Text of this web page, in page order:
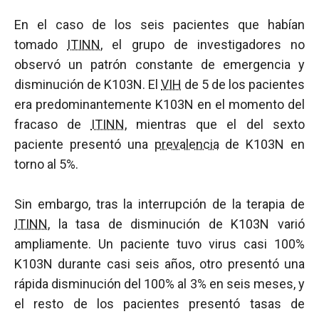
En el caso de los seis pacientes que habían
tomado ITINN, el grupo de investigadores no
observó un patrón constante de emergencia y
disminución de K103N. El VIH de 5 de los pacientes
era predominantemente K103N en el momento del
fracaso de
ITINN, mientras que el del sexto
paciente presentó una prevalencia de K103N en
torno al 5%.
Sin embargo, tras la interrupción de la terapia de
ITINN, la tasa de disminución de K103N varió
ampliamente. Un paciente tuvo virus casi 100%
K103N durante casi seis años, otro presentó una
rápida disminución del 100% al 3% en seis meses, y
el resto de los pacientes presentó tasas de